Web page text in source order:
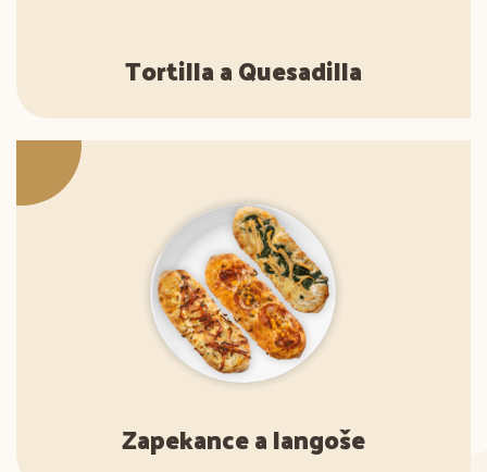
Tortilla a Quesadilla
Zapekance a langoše